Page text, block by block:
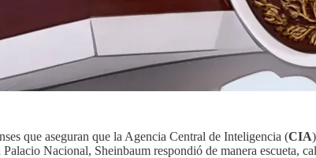
que aseguran que la Agencia Central de Inteligencia (CIA
Nacional, Sheinbaum respondió de manera escueta,